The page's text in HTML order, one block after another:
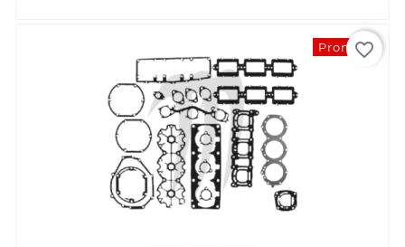
Promo !
favorite_border